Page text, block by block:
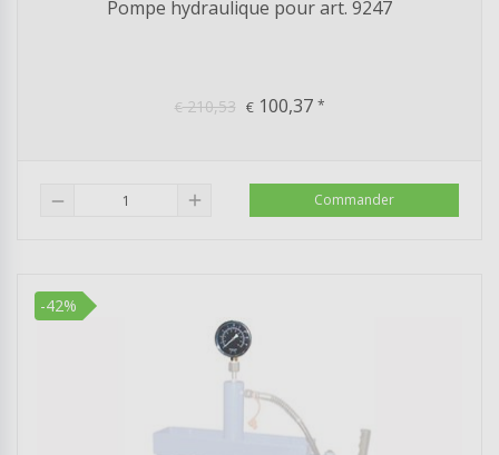
Pompe hydraulique pour art. 9247
€210,53 €100,37 *
remove add Commander
-42%